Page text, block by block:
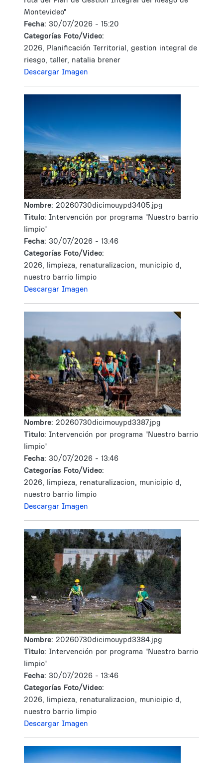
Montevideo"
Fecha: 30/07/2026 - 15:20
Categorías Foto/Video:
2026, Planificación Territorial, gestion integral de
riesgo, taller, natalia brener
Descargar Imagen
Nombre: 20260730dicimouypd3405.jpg
Tìtulo: Intervención por programa "Nuestro barrio
limpio"
Fecha: 30/07/2026 - 13:46
Categorías Foto/Video:
2026, limpieza, renaturalizacion, municipio d,
nuestro barrio limpio
Descargar Imagen
Nombre: 20260730dicimouypd3387.jpg
Tìtulo: Intervención por programa "Nuestro barrio
limpio"
Fecha: 30/07/2026 - 13:46
Categorías Foto/Video:
2026, limpieza, renaturalizacion, municipio d,
nuestro barrio limpio
Descargar Imagen
Nombre: 20260730dicimouypd3384.jpg
Tìtulo: Intervención por programa "Nuestro barrio
limpio"
Fecha: 30/07/2026 - 13:46
Categorías Foto/Video:
2026, limpieza, renaturalizacion, municipio d,
nuestro barrio limpio
Descargar Imagen